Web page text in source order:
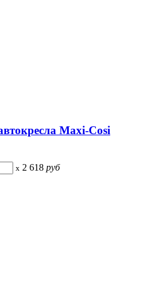
Maxi-Cosi
x 2 618 руб